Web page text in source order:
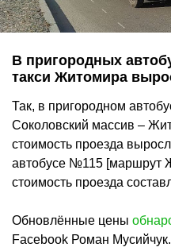
В пригородных
такси Житомира
Так, в пригородном
Соколовский массив –
стоимость проезда
автобусе №115 [маршрут
стоимость проезда
Обновлённые цены
Facebook Роман